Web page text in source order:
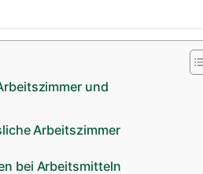
und
Arbeitszimmer
bei Arbeitsmitteln